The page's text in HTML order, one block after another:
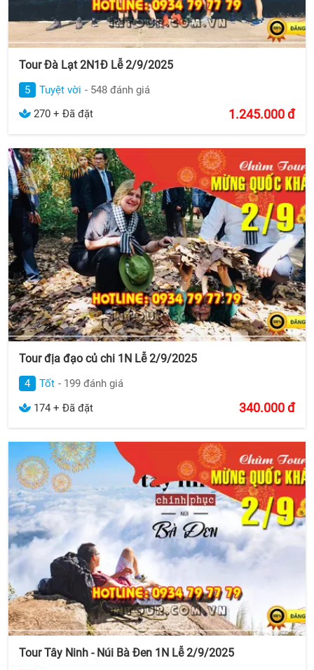
Tour Đà Lạt 2N1Đ Lễ 2/9/2025
5 Tuyệt vời - 548 đánh giá
270 + Đã đặt
1.245.000đ
Tour địa đạo củ chi 1N Lễ 2/9/2025
4 Tốt - 199 đánh giá
174 + Đã đặt
340.000đ
Tour Tây Ninh - Núi Bà Đen 1N Lễ 2/9/2025